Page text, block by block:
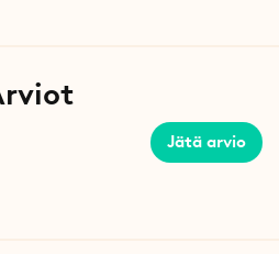
aseta mobiilikiinnitys
puhelimen ja vedä
ja turvallinen sijoitus, joka on
siirtää puhelimen.
Jätä arvio